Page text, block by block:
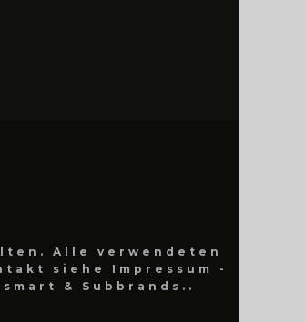
Alle verwendeten
siehe Impressum -
& Subbrands..